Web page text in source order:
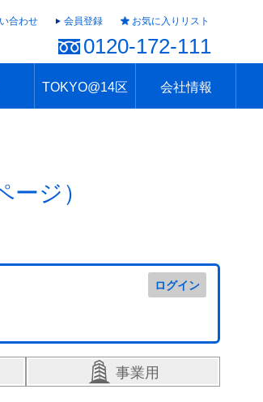
合わせ 会員登録 お気に入りリスト
0120-172-111
TOKYO@14区 会社情報
ジ）
ログイン
事業用